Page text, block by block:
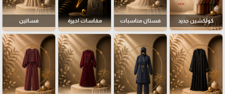
كولكشين جديد فستان مناسبات مقاسات اخيرة فساتين